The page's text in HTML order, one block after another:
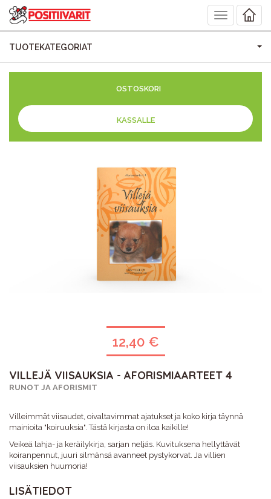
Toggle
navigation
TUOTEKATEGORIAT
OSTOSKORI
KASSALLE
12,40 €
VILLEJÄ VIISAUKSIA - AFORISMIAARTEET 4
RUNOT JA AFORISMIT
Villeimmät viisaudet, oivaltavimmat ajatukset ja koko kirja täynnä
mainioita "koiruuksia". Tästä kirjasta on iloa kaikille!
Veikeä lahja- ja keräilykirja, sarjan neljäs. Kuvituksena hellyttävät
koiranpennut, juuri silmänsä avanneet pystykorvat. Ja villien
viisauksien huumoria!
LISÄTIEDOT